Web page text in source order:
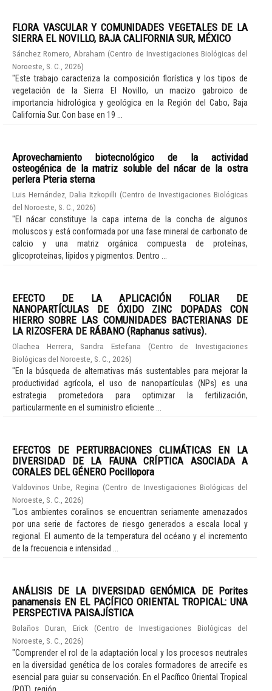
FLORA VASCULAR Y COMUNIDADES VEGETALES DE LA
SIERRA EL NOVILLO, BAJA CALIFORNIA SUR, MÉXICO
Sánchez Romero, Abraham (Centro de Investigaciones Biológicas del
Noroeste, S. C.
2026)
"Este trabajo caracteriza la composición florística y los tipos de
vegetación de la Sierra El Novillo, un macizo gabroico de
importancia hidrológica y geológica en la Región del Cabo, Baja
California Sur. Con base en 19 ...
Aprovechamiento biotecnológico de la actividad
osteogénica de la matriz soluble del nácar de la ostra
perlera Pteria sterna
Luis Hernández, Dalia Itzkopilli (Centro de Investigaciones Biológicas
del Noroeste, S. C.
2026)
"El nácar constituye la capa interna de la concha de algunos
moluscos y está conformada por una fase mineral de carbonato de
calcio y una matriz orgánica compuesta de proteínas,
glicoproteínas, lípidos y pigmentos. Dentro ...
EFECTO DE LA APLICACIÓN FOLIAR DE
NANOPARTÍCULAS DE ÓXIDO ZINC DOPADAS CON
HIERRO SOBRE LAS COMUNIDADES BACTERIANAS DE
LA RIZOSFERA DE RÁBANO (Raphanus sativus).
Olachea Herrera, Sandra Estefana (Centro de Investigaciones
Biológicas del Noroeste, S. C.
2026)
"En la búsqueda de alternativas más sustentables para mejorar la
productividad agrícola, el uso de nanopartículas (NPs) es una
estrategia prometedora para optimizar la fertilización,
particularmente en el suministro eficiente ...
EFECTOS DE PERTURBACIONES CLIMÁTICAS EN LA
DIVERSIDAD DE LA FAUNA CRÍPTICA ASOCIADA A
CORALES DEL GÉNERO Pocillopora
Valdovinos Uribe, Regina (Centro de Investigaciones Biológicas del
Noroeste, S. C.
2026)
"Los ambientes coralinos se encuentran seriamente amenazados
por una serie de factores de riesgo generados a escala local y
regional. El aumento de la temperatura del océano y el incremento
de la frecuencia e intensidad ...
ANÁLISIS DE LA DIVERSIDAD GENÓMICA DE Porites
panamensis EN EL PACÍFICO ORIENTAL TROPICAL: UNA
PERSPECTIVA PAISAJÍSTICA
Bolaños Duran, Erick (Centro de Investigaciones Biológicas del
Noroeste, S. C.
2026)
"Comprender el rol de la adaptación local y los procesos neutrales
en la diversidad genética de los corales formadores de arrecife es
esencial para guiar su conservación. En el Pacífico Oriental Tropical
(POT), región ...